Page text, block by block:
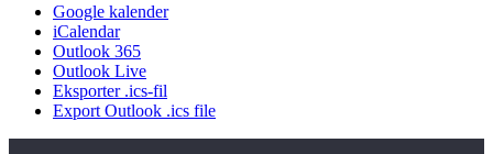
Google kalender
iCalendar
Outlook 365
Outlook Live
Eksporter .ics-fil
Export Outlook .ics file